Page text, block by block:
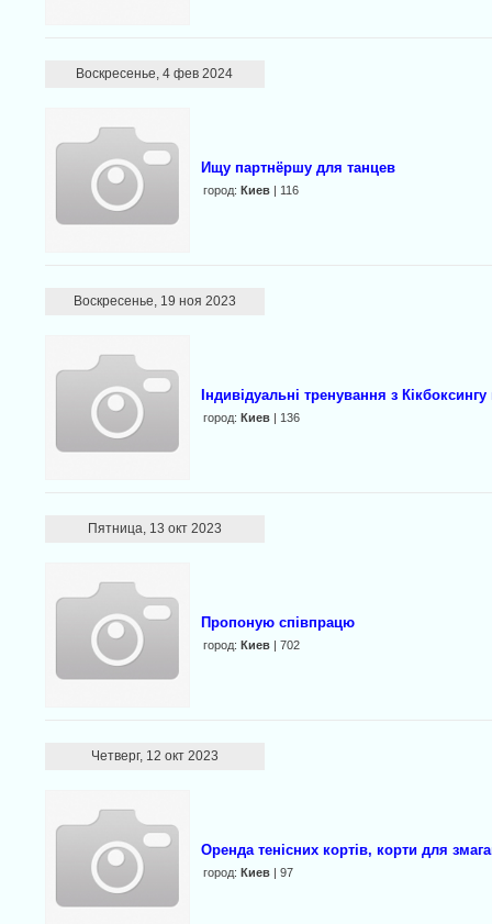
Воскресенье, 4 фев 2024
Ищу партнёршу для танцев
город: Киев| 116
Воскресенье, 19 ноя 2023
Індивідуальні тренування з Кікбоксингу
город: Киев| 136
Пятница, 13 окт 2023
Пропоную співпрацю
город: Киев| 702
Четверг, 12 окт 2023
Оренда тенісних кортів, корти для
город: Киев| 97